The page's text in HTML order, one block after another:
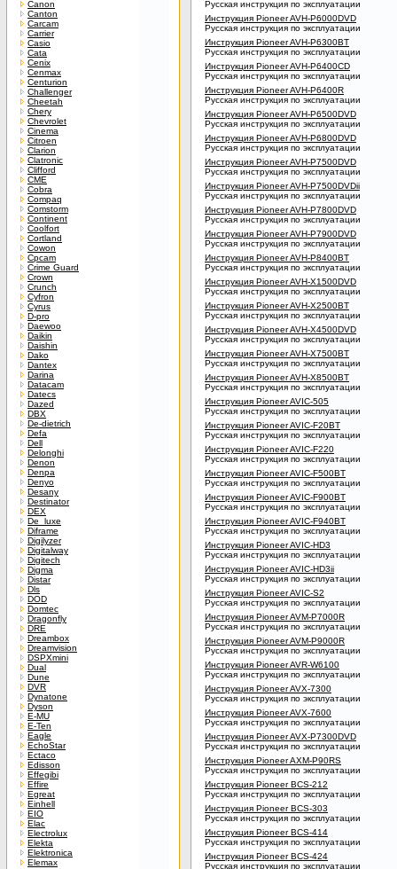
Canon
Canton
Carcam
Carrier
Casio
Cata
Cenix
Cenmax
Centurion
Challenger
Cheetah
Chery
Chevrolet
Cinema
Citroen
Clarion
Clatronic
Clifford
CME
Cobra
Compaq
Comstorm
Continent
Coolfort
Cortland
Cowon
Cpcam
Crime Guard
Crown
Crunch
Cyfron
Cyrus
D-pro
Daewoo
Daikin
Daishin
Dako
Dantex
Darina
Datacam
Datecs
Dazed
DBX
De-dietrich
Defa
Dell
Delonghi
Denon
Denpa
Denyo
Desany
Destinator
DEX
De_luxe
Diframe
Digilyzer
Digitalway
Digitech
Digma
Distar
Dls
DOD
Domtec
Dragonfly
DRE
Dreambox
Dreamvision
DSPXmini
Dual
Dune
DVR
Dynatone
Dyson
E-MU
E-Ten
Eagle
EchoStar
Ectaco
Edisson
Effegibi
Effire
Egreat
Einhell
EIO
Elac
Electrolux
Elekta
Elektronica
Elemax
Русская инструкция по эксплуатации
Инструкция Pioneer AVH-P6000DVD
Русская инструкция по эксплуатации
Инструкция Pioneer AVH-P6300BT
Русская инструкция по эксплуатации
Инструкция Pioneer AVH-P6400CD
Русская инструкция по эксплуатации
Инструкция Pioneer AVH-P6400R
Русская инструкция по эксплуатации
Инструкция Pioneer AVH-P6500DVD
Русская инструкция по эксплуатации
Инструкция Pioneer AVH-P6800DVD
Русская инструкция по эксплуатации
Инструкция Pioneer AVH-P7500DVD
Русская инструкция по эксплуатации
Инструкция Pioneer AVH-P7500DVDii
Русская инструкция по эксплуатации
Инструкция Pioneer AVH-P7800DVD
Русская инструкция по эксплуатации
Инструкция Pioneer AVH-P7900DVD
Русская инструкция по эксплуатации
Инструкция Pioneer AVH-P8400BT
Русская инструкция по эксплуатации
Инструкция Pioneer AVH-X1500DVD
Русская инструкция по эксплуатации
Инструкция Pioneer AVH-X2500BT
Русская инструкция по эксплуатации
Инструкция Pioneer AVH-X4500DVD
Русская инструкция по эксплуатации
Инструкция Pioneer AVH-X7500BT
Русская инструкция по эксплуатации
Инструкция Pioneer AVH-X8500BT
Русская инструкция по эксплуатации
Инструкция Pioneer AVIC-505
Русская инструкция по эксплуатации
Инструкция Pioneer AVIC-F20BT
Русская инструкция по эксплуатации
Инструкция Pioneer AVIC-F220
Русская инструкция по эксплуатации
Инструкция Pioneer AVIC-F500BT
Русская инструкция по эксплуатации
Инструкция Pioneer AVIC-F900BT
Русская инструкция по эксплуатации
Инструкция Pioneer AVIC-F940BT
Русская инструкция по эксплуатации
Инструкция Pioneer AVIC-HD3
Русская инструкция по эксплуатации
Инструкция Pioneer AVIC-HD3ii
Русская инструкция по эксплуатации
Инструкция Pioneer AVIC-S2
Русская инструкция по эксплуатации
Инструкция Pioneer AVM-P7000R
Русская инструкция по эксплуатации
Инструкция Pioneer AVM-P9000R
Русская инструкция по эксплуатации
Инструкция Pioneer AVR-W6100
Русская инструкция по эксплуатации
Инструкция Pioneer AVX-7300
Русская инструкция по эксплуатации
Инструкция Pioneer AVX-7600
Русская инструкция по эксплуатации
Инструкция Pioneer AVX-P7300DVD
Русская инструкция по эксплуатации
Инструкция Pioneer AXM-P90RS
Русская инструкция по эксплуатации
Инструкция Pioneer BCS-212
Русская инструкция по эксплуатации
Инструкция Pioneer BCS-303
Русская инструкция по эксплуатации
Инструкция Pioneer BCS-414
Русская инструкция по эксплуатации
Инструкция Pioneer BCS-424
Русская инструкция по эксплуатации